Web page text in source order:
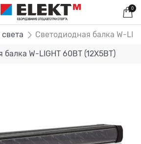
0
Светодиодная балка W-
балка W-LIGHT 60ВТ (12Х5ВТ)